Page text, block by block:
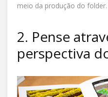
meio da produção do folder.
2. Pense
perspectiva